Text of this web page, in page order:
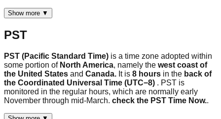
Show more ▼
PST
PST (Pacific Standard Time) is a time zone adopted within
some portion of North America, namely the west coast of
the United States and Canada. It is 8 hours in the back of
the Coordinated Universal Time (UTC−8) . PST is
monitored in the regular hours, which are normally early
November through mid-March. check the PST Time Now..